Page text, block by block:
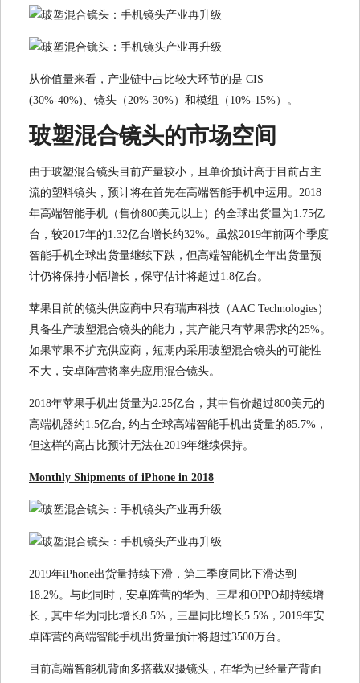
从价值量来看，产业链中占比较大环节的是 CIS
(30%-40%)、镜头（20%-30%）和模组（10%-15%）。
玻塑混合镜头的市场空间
由于玻塑混合镜头目前产量较小，且单价预计高于目前占主
流的塑料镜头，预计将在首先在高端智能手机中运用。2018
年高端智能手机（售价800美元以上）的全球出货量为1.75亿
台，较2017年的1.32亿台增长约32%。虽然2019年前两个季度
智能手机全球出货量继续下跌，但高端智能机全年出货量预
计仍将保持小幅增长，保守估计将超过1.8亿台。
苹果目前的镜头供应商中只有瑞声科技（AAC Technologies）
具备生产玻塑混合镜头的能力，其产能只有苹果需求的25%。
如果苹果不扩充供应商，短期内采用玻塑混合镜头的可能性
不大，安卓阵营将率先应用混合镜头。
2018年苹果手机出货量为2.25亿台，其中售价超过800美元的
高端机器约1.5亿台, 约占全球高端智能手机出货量的85.7%，
但这样的高占比预计无法在2019年继续保持。
Monthly Shipments of iPhone in 2018
2019年iPhone出货量持续下滑，第二季度同比下滑达到
18.2%。与此同时，安卓阵营的华为、三星和OPPO却持续增
长，其中华为同比增长8.5%，三星同比增长5.5%，2019年安
卓阵营的高端智能手机出货量预计将超过3500万台。
目前高端智能机背面多搭载双摄镜头，在华为已经量产背面